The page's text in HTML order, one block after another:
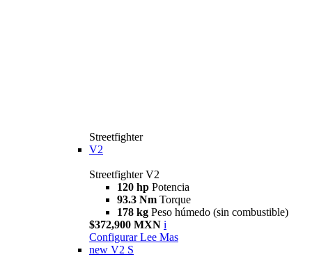
Streetfighter
V2
Streetfighter V2
120 hp Potencia
93.3 Nm Torque
178 kg Peso húmedo (sin combustible)
$372,900 MXN i
Configurar Lee Mas
new V2 S